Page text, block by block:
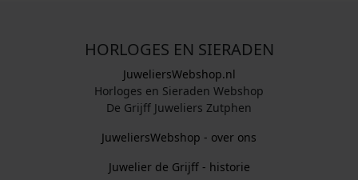
HORLOGES EN SIERADEN
JuweliersWebshop.nl
Horloges en Sieraden Webshop
De Grijff Juweliers Zutphen
JuweliersWebshop - over ons
Juwelier de Grijff - historie